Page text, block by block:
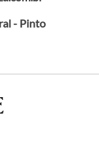
- Pinto